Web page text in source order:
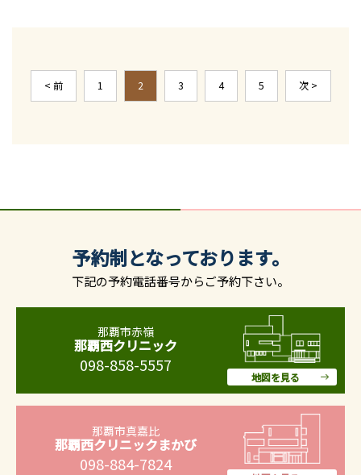
< 前 1 2 3 4 5 次 >
予約制となっております。
下記の予約電話番号からご予約下さい。
那覇市赤嶺
那覇西クリニック
098-858-5557
地図を見る
那覇市真嘉比
那覇西クリニックまかび
098-884-7824